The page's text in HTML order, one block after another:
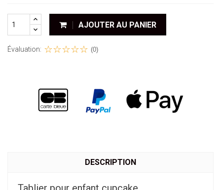
AJOUTER AU PANIER
Évaluation: (0)
DESCRIPTION